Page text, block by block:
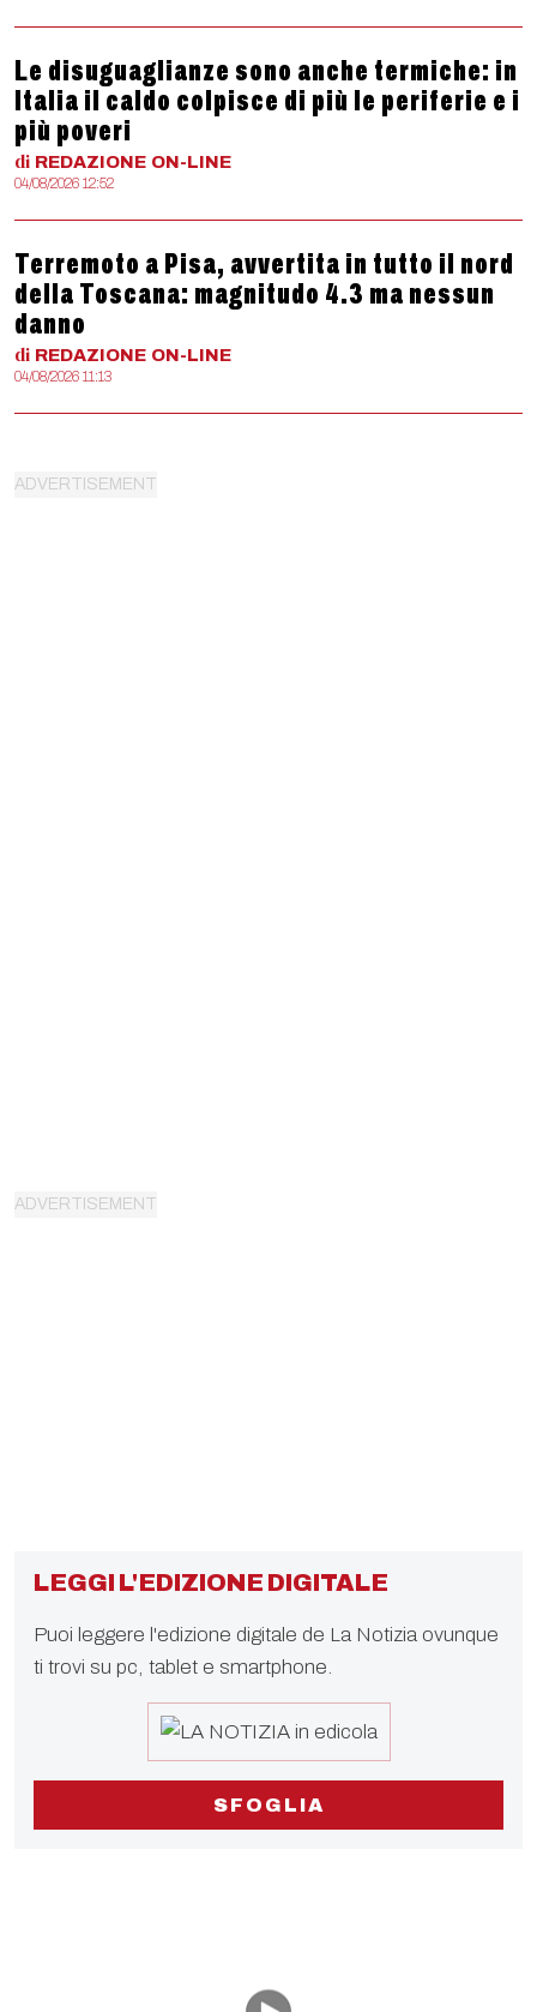
Le disuguaglianze sono anche termiche: in
Italia il caldo colpisce di più le periferie e i
più poveri
di REDAZIONE ON-LINE
04/08/2026 12:52
Terremoto a Pisa, avvertita in tutto il nord
della Toscana: magnitudo 4.3 ma nessun
danno
di REDAZIONE ON-LINE
04/08/2026 11:13
LEGGI L'EDIZIONE DIGITALE
Puoi leggere l'edizione digitale de La Notizia ovunque
ti trovi su pc, tablet e smartphone.
SFOGLIA